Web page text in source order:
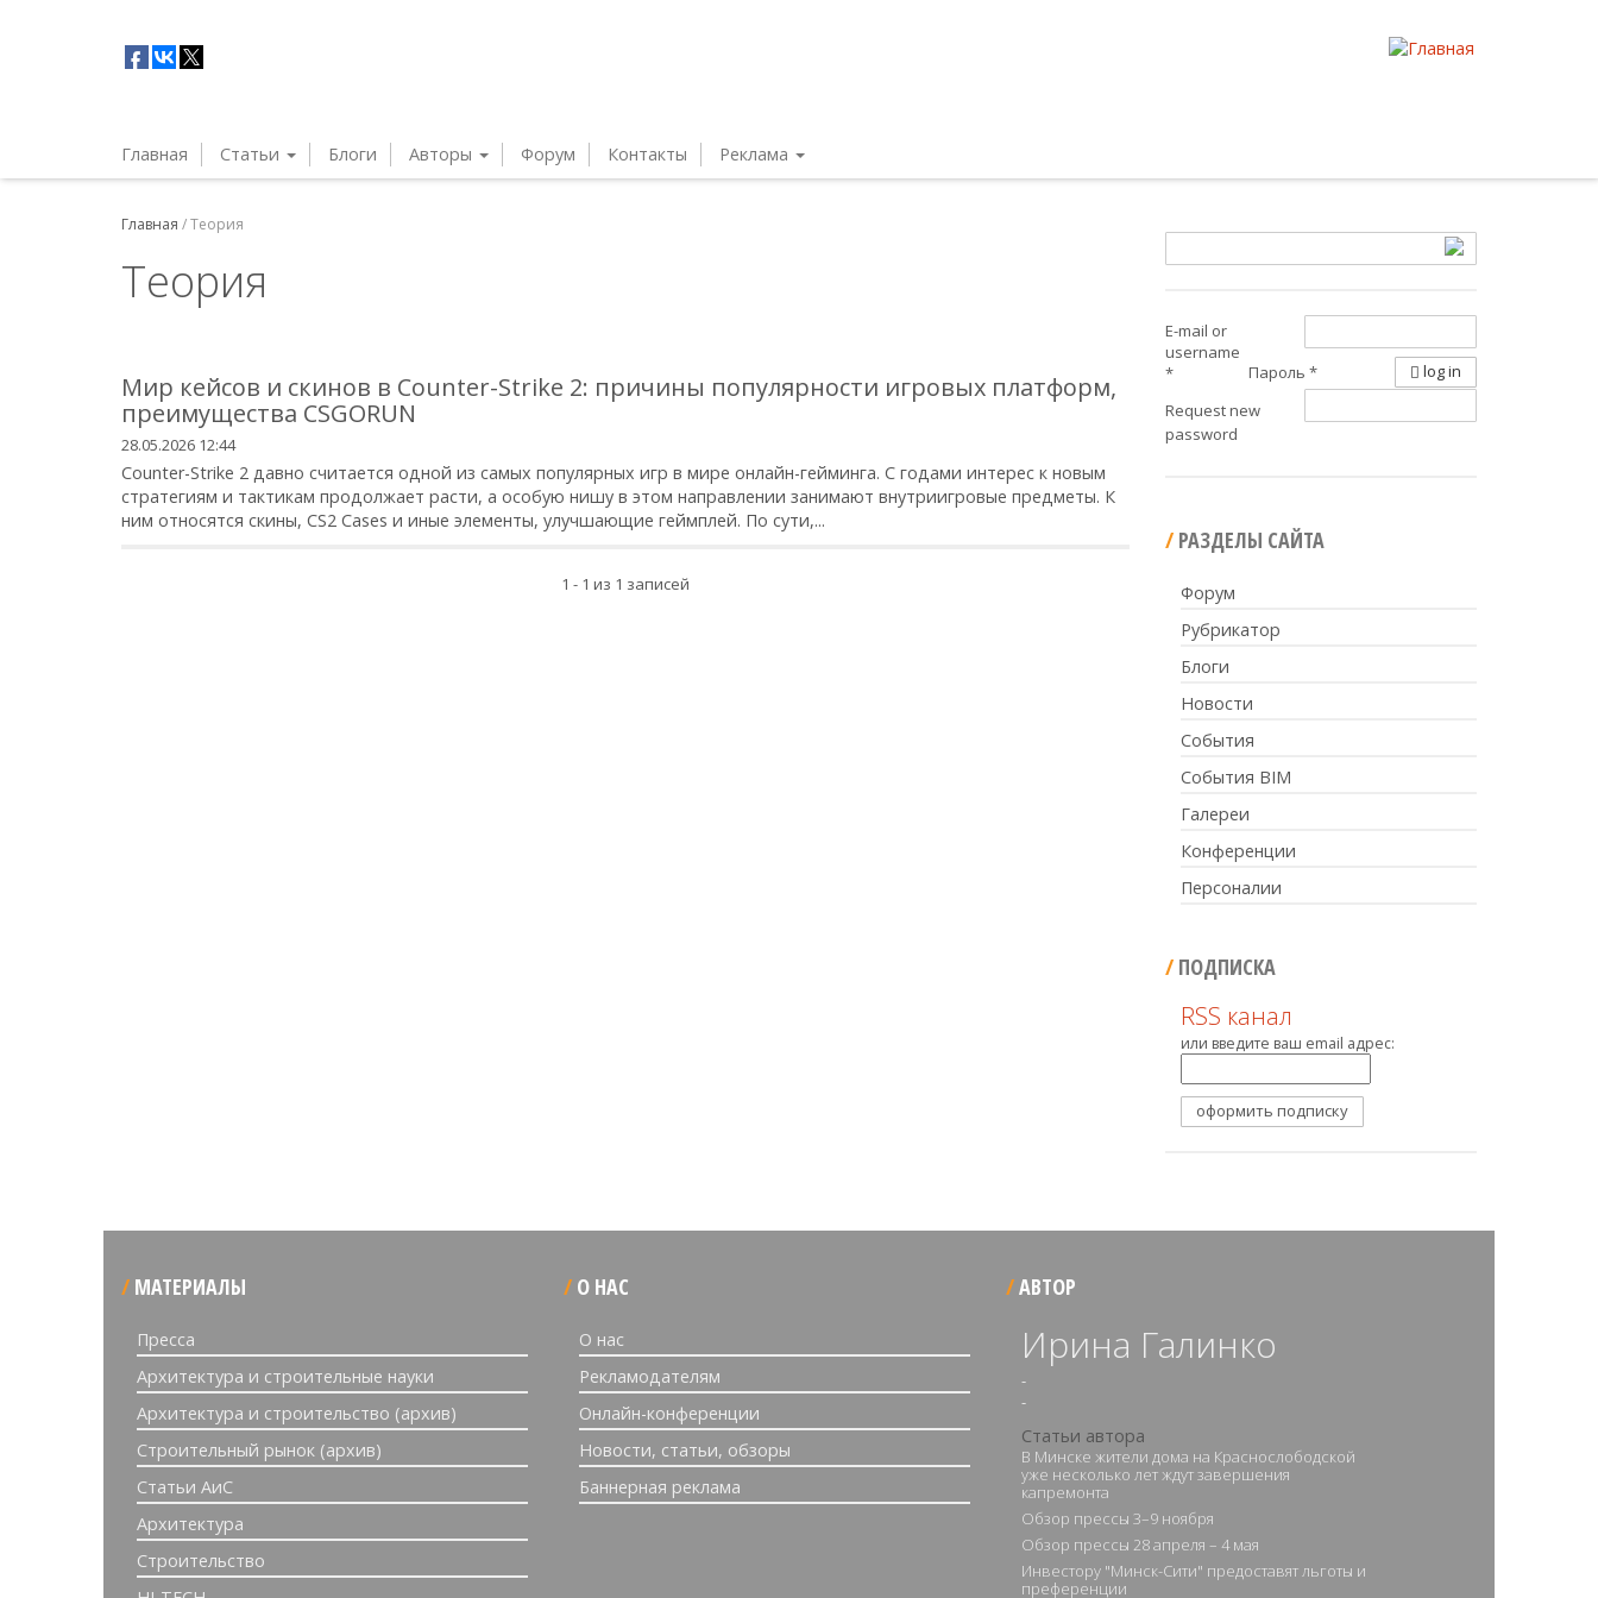
Главная Статьи Блоги Авторы Форум Контакты Реклама
Главная /Теория
Теория
Мир кейсов и скинов в Counter-Strike 2: причины популярности игровых платформ,
преимущества CSGORUN
28.05.2026 12:44
Counter-Strike 2 давно считается одной из самых популярных игр в мире онлайн-гейминга. С годами интерес к новым
стратегиям и тактикам продолжает расти, а особую нишу в этом направлении занимают внутриигровые предметы. К
ним относятся скины, CS2 Cases и иные элементы, улучшающие геймплей. По сути,...
1 - 1 из 1 записей
E-mail or
username
*
Пароль *
Request new
password
log in
РАЗДЕЛЫ САЙТА
Форум
Рубрикатор
Блоги
Новости
События
События BIM
Галереи
Конференции
Персоналии
ПОДПИСКА
RSS канал
или введите ваш email адрес:
МАТЕРИАЛЫ
Пресса
Архитектура и строительные науки
Архитектура и строительство (архив)
Строительный рынок (архив)
Статьи АиС
Архитектура
Строительство
О НАС
О нас
Рекламодателям
Онлайн-конференции
Новости, статьи, обзоры
Баннерная реклама
АВТОР
Ирина Галинко
-
-
Статьи автора
В Минске жители дома на Краснослободской
уже несколько лет ждут завершения
капремонта
Обзор прессы 3–9 ноября
Обзор прессы 28 апреля – 4 мая
Инвестору "Минск-Сити" предоставят льготы и
преференции